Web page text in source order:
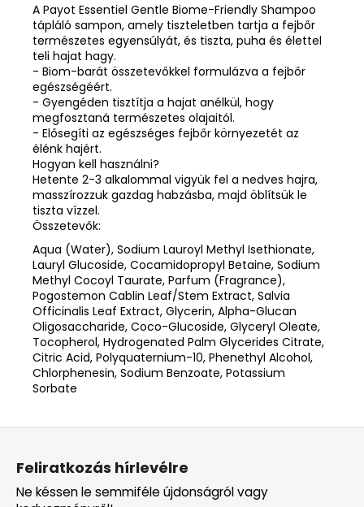
A Payot Essentiel Gentle Biome-Friendly Shampoo
tápláló sampon, amely tiszteletben tartja a fejbőr
természetes egyensúlyát, és tiszta, puha és élettel
teli hajat hagy.
- Biom-barát összetevőkkel formulázva a fejbőr
egészségéért.
- Gyengéden tisztítja a hajat anélkül, hogy
megfosztaná természetes olajaitól.
- Elősegíti az egészséges fejbőr környezetét az
élénk hajért.
Hogyan kell használni?
Hetente 2-3 alkalommal vigyük fel a nedves hajra,
masszírozzuk gazdag habzásba, majd öblítsük le
tiszta vízzel.
Összetevők:
Aqua (Water), Sodium Lauroyl Methyl Isethionate,
Lauryl Glucoside, Cocamidopropyl Betaine, Sodium
Methyl Cocoyl Taurate, Parfum (Fragrance),
Pogostemon Cablin Leaf/Stem Extract, Salvia
Officinalis Leaf Extract, Glycerin, Alpha-Glucan
Oligosaccharide, Coco-Glucoside, Glyceryl Oleate,
Tocopherol, Hydrogenated Palm Glycerides Citrate,
Citric Acid, Polyquaternium-10, Phenethyl Alcohol,
Chlorphenesin, Sodium Benzoate, Potassium
Sorbate
L
Feliratkozás hírlevélre
Ne késsen le semmiféle újdonságról vagy